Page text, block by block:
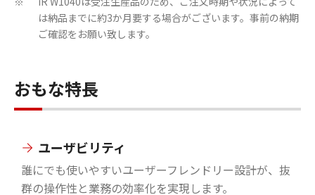
は納品までに約3か月要する場合がございます。事前の納期
ご確認をお願い致します。
おもな特長
ユーザビリティ
誰にでも使いやすいユーザーフレンドリー設計が、抜
群の操作性と業務の効率化を実現します。